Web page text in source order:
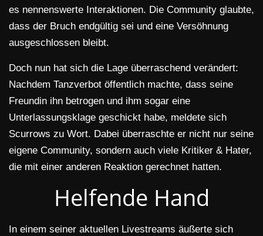
es nennenswerte Interaktionen. Die Community glaubte,
dass der Bruch endgültig sei und eine Versöhnung
ausgeschlossen bleibt.
Doch nun hat sich die Lage überraschend verändert:
Nachdem Tanzverbot öffentlich machte, dass seine
Freundin ihn betrogen und ihm sogar eine
Unterlassungsklage geschickt habe, meldete sich
Scurrows zu Wort. Dabei überraschte er nicht nur seine
eigene Community, sondern auch viele Kritiker & Hater,
die mit einer anderen Reaktion gerechnet hatten.
Helfende Hand
In einem seiner aktuellen Livestreams äußerte sich